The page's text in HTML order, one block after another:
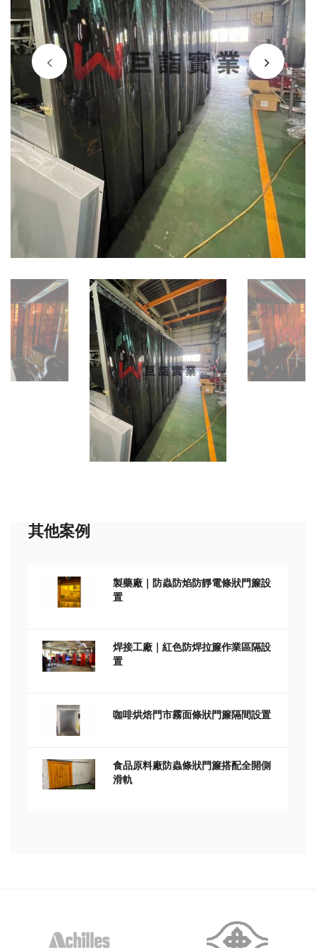
其他案例
製藥廠｜防蟲防焰防靜電條狀門簾設
置
焊接工廠｜紅色防焊拉簾作業區隔設
置
咖啡烘焙門市霧面條狀門簾隔間設置
食品原料廠防蟲條狀門簾搭配全開側
滑軌